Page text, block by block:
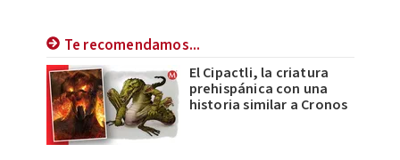
Te recomendamos...
El Cipactli, la criatura
prehispánica con una
historia similar a Cronos